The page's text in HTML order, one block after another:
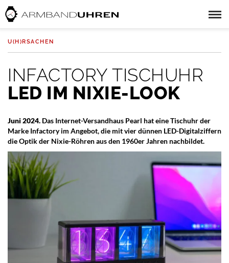
U(H)RSACHEN
INFACTORY TISCHUHR
LED IM NIXIE-LOOK
Juni 2024. Das Internet-Versandhaus Pearl hat eine Tischuhr der
Marke Infactory im Angebot, die mit vier dünnen LED-Digitalziffern
die Optik der Nixie-Röhren aus den 1960er Jahren nachbildet.